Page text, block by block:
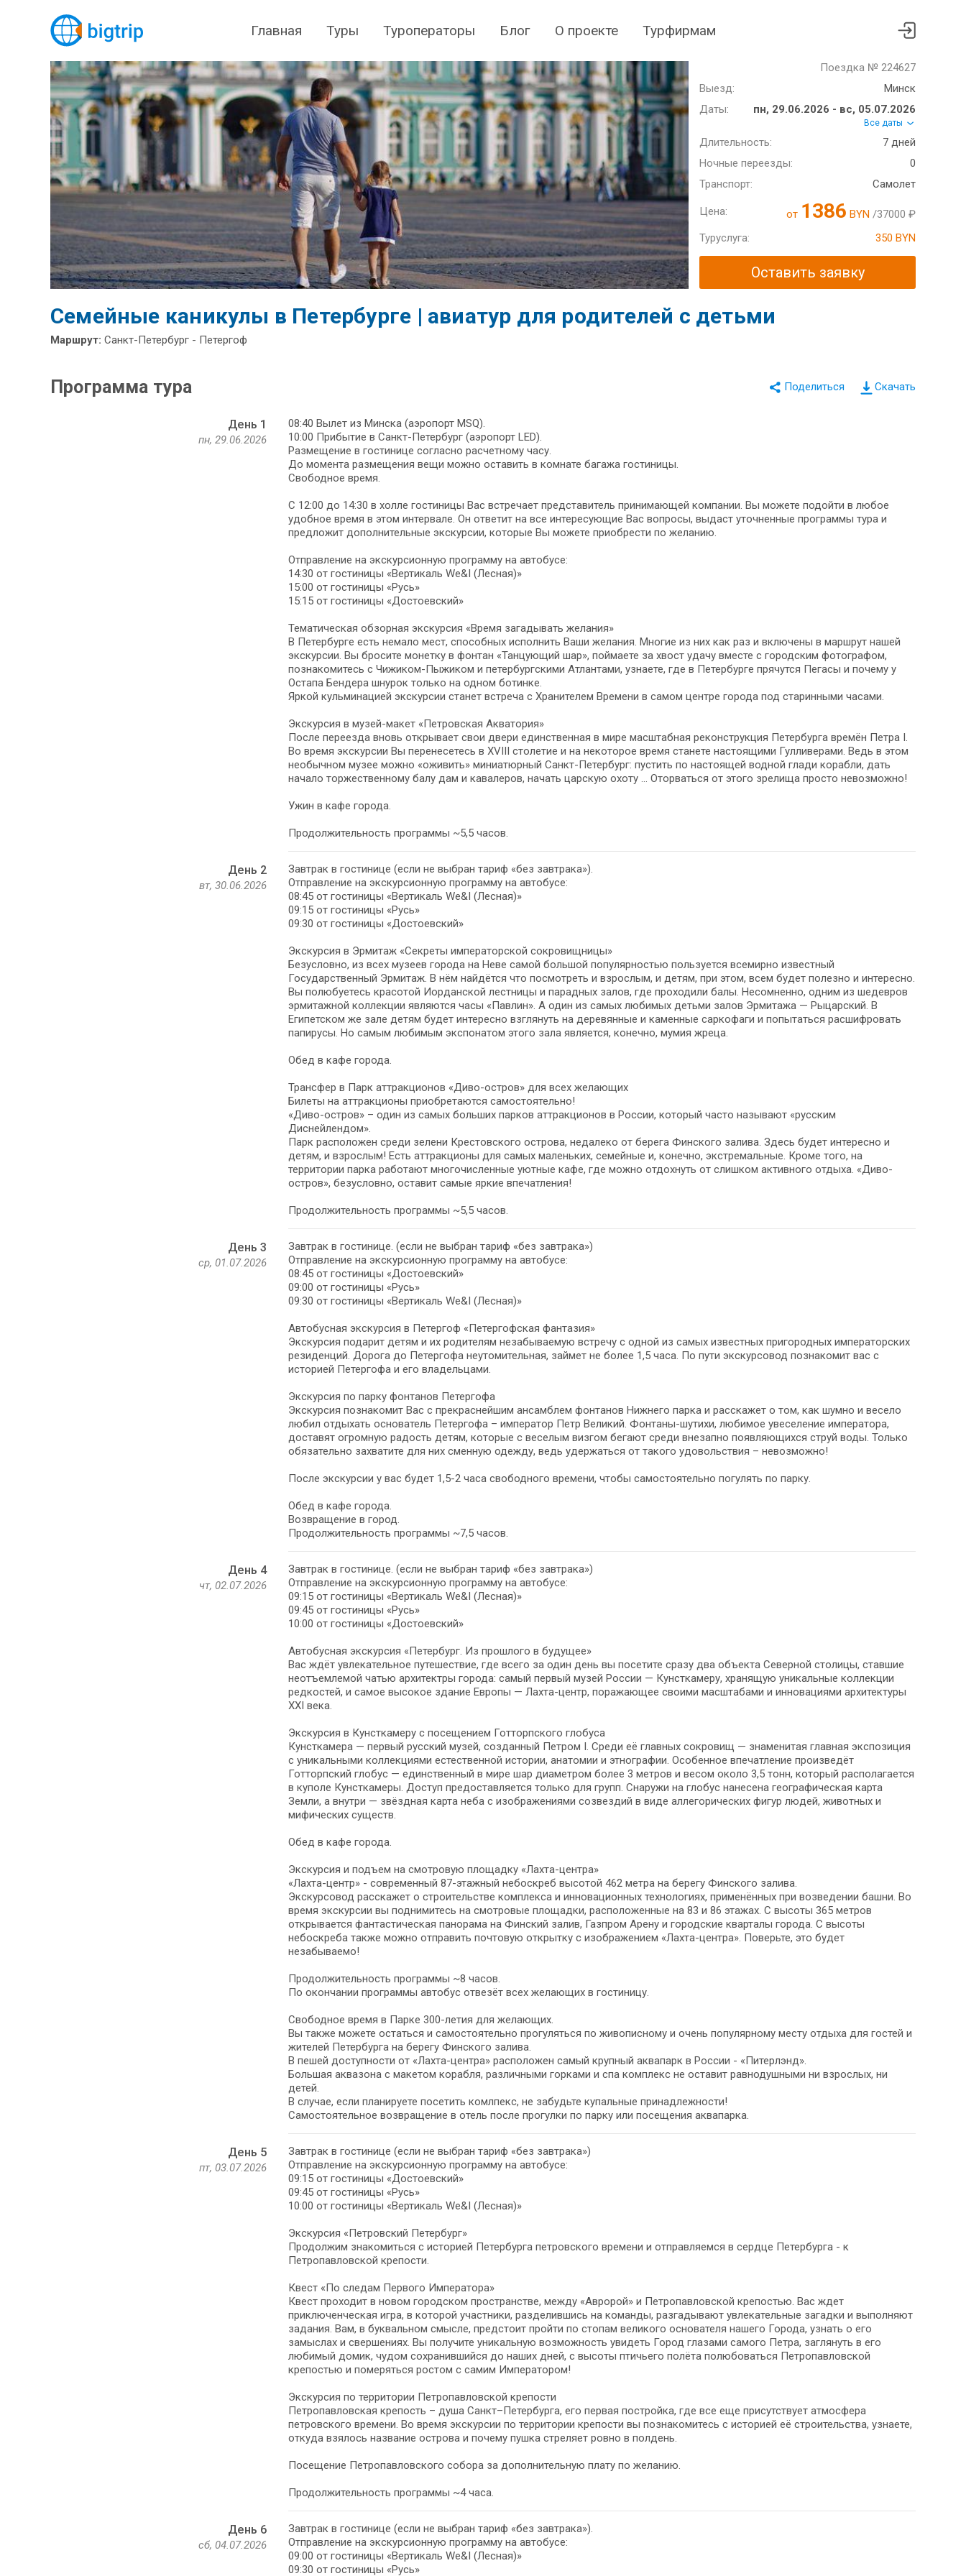
Главная Туры Туроператоры Блог О проекте Турфирмам
Поездка № 224627
Выезд:
Минск
Даты:
пн, 29.06.2026 - вс, 05.07.2026
Все даты
Длительность:
7 дней
Ночные переезды:
0
Транспорт:
Самолет
Цена: от 1386 BYN /37000 ₽
Туруслуга:
350 BYN
Оставить заявку
Семейные каникулы в Петербурге | авиатур для родителей с детьми
Маршрут: Санкт-Петербург - Петергоф
Скачать
Программа тура
День 1
пн, 29.06.2026
08:40 Вылет из Минска (аэропорт MSQ).
10:00 Прибытие в Санкт-Петербург (аэропорт LED).
Размещение в гостинице согласно расчетному часу.
До момента размещения вещи можно оставить в комнате багажа гостиницы.
Свободное время.
С 12:00 до 14:30 в холле гостиницы Вас встречает представитель принимающей компании. Вы можете подойти в любое
удобное время в этом интервале. Он ответит на все интересующие Вас вопросы, выдаст уточненные программы тура и
предложит дополнительные экскурсии, которые Вы можете приобрести по желанию.
Отправление на экскурсионную программу на автобусе:
14:30 от гостиницы «Вертикаль We&I (Лесная)»
15:00 от гостиницы «Русь»
15:15 от гостиницы «Достоевский»
Тематическая обзорная экскурсия «Время загадывать желания»
В Петербурге есть немало мест, способных исполнить Ваши желания. Многие из них как раз и включены в маршрут нашей
экскурсии. Вы бросите монетку в фонтан «Танцующий шар», поймаете за хвост удачу вместе с городским фотографом,
познакомитесь с Чижиком-Пыжиком и петербургскими Атлантами, узнаете, где в Петербурге прячутся Пегасы и почему у
Остапа Бендера шнурок только на одном ботинке.
Яркой кульминацией экскурсии станет встреча с Хранителем Времени в самом центре города под старинными часами.
Экскурсия в музей-макет «Петровская Акватория»
После переезда вновь открывает свои двери единственная в мире масштабная реконструкция Петербурга времён Петра I.
Во время экскурсии Вы перенесетесь в XVIII столетие и на некоторое время станете настоящими Гулливерами. Ведь в этом
необычном музее можно «оживить» миниатюрный Санкт-Петербург: пустить по настоящей водной глади корабли, дать
начало торжественному балу дам и кавалеров, начать царскую охоту … Оторваться от этого зрелища просто невозможно!
Ужин в кафе города.
Продолжительность программы ~5,5 часов.
День 2
вт, 30.06.2026
Завтрак в гостинице (если не выбран тариф «без завтрака»).
Отправление на экскурсионную программу на автобусе:
08:45 от гостиницы «Вертикаль We&I (Лесная)»
09:15 от гостиницы «Русь»
09:30 от гостиницы «Достоевский»
Экскурсия в Эрмитаж «Секреты императорской сокровищницы»
Безусловно, из всех музеев города на Неве самой большой популярностью пользуется всемирно известный
Государственный Эрмитаж. В нём найдётся что посмотреть и взрослым, и детям, при этом, всем будет полезно и интересно.
Вы полюбуетесь красотой Иорданской лестницы и парадных залов, где проходили балы. Несомненно, одним из шедевров
эрмитажной коллекции являются часы «Павлин». А один из самых любимых детьми залов Эрмитажа — Рыцарский. В
Египетском же зале детям будет интересно взглянуть на деревянные и каменные саркофаги и попытаться расшифровать
папирусы. Но самым любимым экспонатом этого зала является, конечно, мумия жреца.
Обед в кафе города.
Трансфер в Парк аттракционов «Диво-остров» для всех желающих
Билеты на аттракционы приобретаются самостоятельно!
«Диво-остров» – один из самых больших парков аттракционов в России, который часто называют «русским
Диснейлендом».
Парк расположен среди зелени Крестовского острова, недалеко от берега Финского залива. Здесь будет интересно и
детям, и взрослым! Есть аттракционы для самых маленьких, семейные и, конечно, экстремальные. Кроме того, на
территории парка работают многочисленные уютные кафе, где можно отдохнуть от слишком активного отдыха. «Диво-
остров», безусловно, оставит самые яркие впечатления!
Продолжительность программы ~5,5 часов.
День 3
ср, 01.07.2026
Завтрак в гостинице. (если не выбран тариф «без завтрака»)
Отправление на экскурсионную программу на автобусе:
08:45 от гостиницы «Достоевский»
09:00 от гостиницы «Русь»
09:30 от гостиницы «Вертикаль We&I (Лесная)»
Автобусная экскурсия в Петергоф «Петергофская фантазия»
Экскурсия подарит детям и их родителям незабываемую встречу с одной из самых известных пригородных императорских
резиденций. Дорога до Петергофа неутомительная, займет не более 1,5 часа. По пути экскурсовод познакомит вас с
историей Петергофа и его владельцами.
Экскурсия по парку фонтанов Петергофа
Экскурсия познакомит Вас с прекраснейшим ансамблем фонтанов Нижнего парка и расскажет о том, как шумно и весело
любил отдыхать основатель Петергофа – император Петр Великий. Фонтаны-шутихи, любимое увеселение императора,
доставят огромную радость детям, которые с веселым визгом бегают среди внезапно появляющихся струй воды. Только
обязательно захватите для них сменную одежду, ведь удержаться от такого удовольствия – невозможно!
После экскурсии у вас будет 1,5-2 часа свободного времени, чтобы самостоятельно погулять по парку.
Обед в кафе города.
Возвращение в город.
Продолжительность программы ~7,5 часов.
День 4
чт, 02.07.2026
Завтрак в гостинице. (если не выбран тариф «без завтрака»)
Отправление на экскурсионную программу на автобусе:
09:15 от гостиницы «Вертикаль We&I (Лесная)»
09:45 от гостиницы «Русь»
10:00 от гостиницы «Достоевский»
Автобусная экскурсия «Петербург. Из прошлого в будущее»
Вас ждёт увлекательное путешествие, где всего за один день вы посетите сразу два объекта Северной столицы, ставшие
неотъемлемой чатью архитектры города: самый первый музей России — Кунсткамеру, хранящую уникальные коллекции
редкостей, и самое высокое здание Европы — Лахта-центр, поражающее своими масштабами и инновациями архитектуры
XXI века.
Экскурсия в Кунсткамеру с посещением Готторпского глобуса
Кунсткамера — первый русский музей, созданный Петром I. Среди её главных сокровищ — знаменитая главная экспозиция
с уникальными коллекциями естественной истории, анатомии и этнографии. Особенное впечатление произведёт
Готторпский глобус — единственный в мире шар диаметром более 3 метров и весом около 3,5 тонн, который располагается
в куполе Кунсткамеры. Доступ предоставляется только для групп. Снаружи на глобус нанесена географическая карта
Земли, а внутри — звёздная карта неба с изображениями созвездий в виде аллегорических фигур людей, животных и
мифических существ.
Обед в кафе города.
Экскурсия и подъем на смотровую площадку «Лахта-центра»
«Лахта-центр» - современный 87-этажный небоскреб высотой 462 метра на берегу Финского залива.
Экскурсовод расскажет о строительстве комплекса и инновационных технологиях, применённых при возведении башни. Во
время экскурсии вы поднимитесь на смотровые площадки, расположенные на 83 и 86 этажах. С высоты 365 метров
открывается фантастическая панорама на Финский залив, Газпром Арену и городские кварталы города. С высоты
небоскреба также можно отправить почтовую открытку с изображением «Лахта-центра». Поверьте, это будет
незабываемо!
Продолжительность программы ~8 часов.
По окончании программы автобус отвезёт всех желающих в гостиницу.
Свободное время в Парке 300-летия для желающих.
Вы также можете остаться и самостоятельно прогуляться по живописному и очень популярному месту отдыха для гостей и
жителей Петербурга на берегу Финского залива.
В пешей доступности от «Лахта-центра» расположен самый крупный аквапарк в России - «Питерлэнд».
Большая аквазона с макетом корабля, различными горками и спа комплекс не оставит равнодушными ни взрослых, ни
детей.
В случае, если планируете посетить комлпекс, не забудьте купальные принадлежности!
Самостоятельное возвращение в отель после прогулки по парку или посещения аквапарка.
День 5
пт, 03.07.2026
Завтрак в гостинице (если не выбран тариф «без завтрака»)
Отправление на экскурсионную программу на автобусе:
09:15 от гостиницы «Достоевский»
09:45 от гостиницы «Русь»
10:00 от гостиницы «Вертикаль We&I (Лесная)»
Экскурсия «Петровский Петербург»
Продолжим знакомиться с историей Петербурга петровского времени и отправляемся в сердце Петербурга - к
Петропавловской крепости.
Квест «По следам Первого Императора»
Квест проходит в новом городском пространстве, между «Авророй» и Петропавловской крепостью. Вас ждет
приключенческая игра, в которой участники, разделившись на команды, разгадывают увлекательные загадки и выполняют
задания. Вам, в буквальном смысле, предстоит пройти по стопам великого основателя нашего Города, узнать о его
замыслах и свершениях. Вы получите уникальную возможность увидеть Город глазами самого Петра, заглянуть в его
любимый домик, чудом сохранившийся до наших дней, с высоты птичьего полёта полюбоваться Петропавловской
крепостью и померяться ростом с самим Императором!
Экскурсия по территории Петропавловской крепости
Петропавловская крепость – душа Санкт–Петербурга, его первая постройка, где все еще присутствует атмосфера
петровского времени. Во время экскурсии по территории крепости вы познакомитесь с историей её строительства, узнаете,
откуда взялось название острова и почему пушка стреляет ровно в полдень.
Посещение Петропавловского собора за дополнительную плату по желанию.
Продолжительность программы ~4 часа.
День 6
сб, 04.07.2026
Завтрак в гостинице (если не выбран тариф «без завтрака»).
Отправление на экскурсионную программу на автобусе:
09:00 от гостиницы «Вертикаль We&I (Лесная)»
09:30 от гостиницы «Русь»